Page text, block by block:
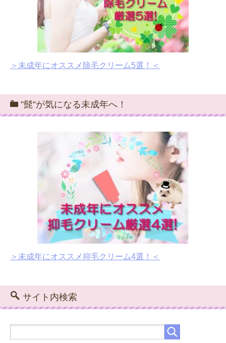
＞未成年にオススメ除毛クリーム5選！＜
”髭”が気になる未成年へ！
＞未成年にオススメ抑毛クリーム4選！＜
サイト内検索